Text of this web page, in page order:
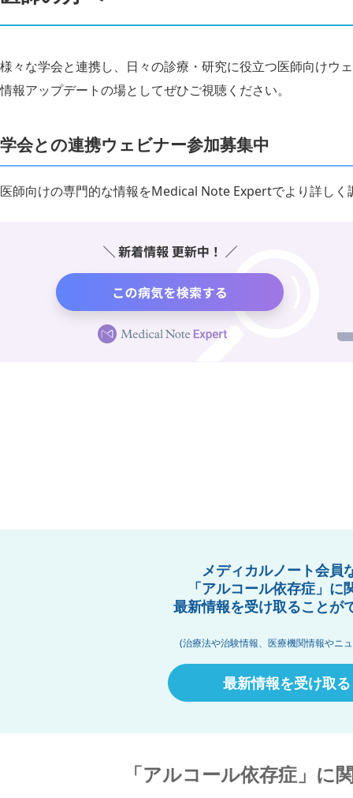
様々な学会と連携し、日々の診療・研究に役立つ医師向けウ
情報アップデートの場としてぜひご視聴ください。
学会との連携ウェビナー参加募集中
医師向けの専門的な情報をMedical Note Expertでより詳しく
メディカルノート会員
「アルコール依存症」に
最新情報を受け取ることが
(治療法や治験情報、医療機関情報やニ
最新情報を受け取る
「アルコール依存症」に